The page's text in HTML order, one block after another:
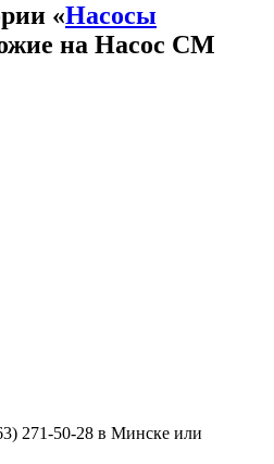
«Насосы
на Насос СМ
271-50-28 в Минске или